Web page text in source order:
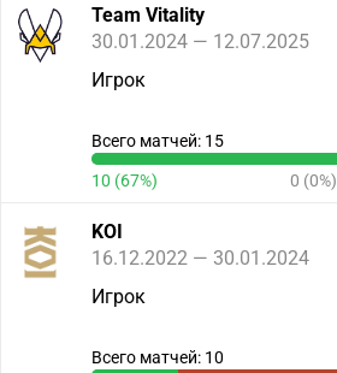
Team Vitality
30.01.2024 — 12.07.2025
Игрок
Всего матчей: 15
10 (67%) 0 (0%)
KOI
16.12.2022 — 30.01.2024
Игрок
Всего матчей: 10